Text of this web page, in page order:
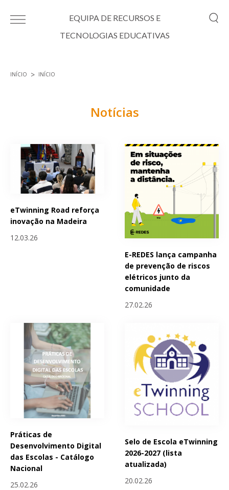
EQUIPA DE RECURSOS E
TECNOLOGIAS EDUCATIVAS
INÍCIO INÍCIO
Notícias
eTwinning Road reforça
inovação na Madeira
12.03.26
E-REDES lança campanha
de prevenção de riscos
elétricos junto da
comunidade
27.02.26
Práticas de
Desenvolvimento Digital
das Escolas - Catálogo
Nacional
25.02.26
Selo de Escola eTwinning
2026-2027 (lista
atualizada)
20.02.26
Páginas